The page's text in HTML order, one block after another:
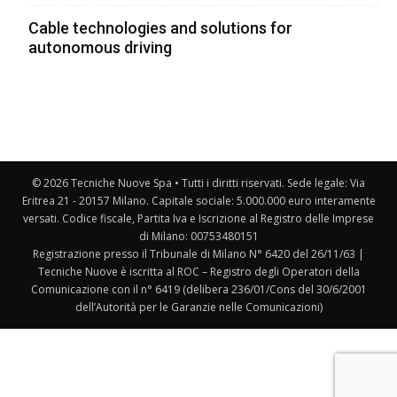
Cable technologies and solutions for
autonomous driving
© 2026 Tecniche Nuove Spa • Tutti i diritti riservati. Sede legale: Via
Eritrea 21 - 20157 Milano. Capitale sociale: 5.000.000 euro interamente
versati. Codice fiscale, Partita Iva e Iscrizione al Registro delle Imprese
di Milano: 00753480151
Registrazione presso il Tribunale di Milano N° 6420 del 26/11/63 |
Tecniche Nuove è iscritta al ROC – Registro degli Operatori della
Comunicazione con il n° 6419 (delibera 236/01/Cons del 30/6/2001
dell’Autorità per le Garanzie nelle Comunicazioni)